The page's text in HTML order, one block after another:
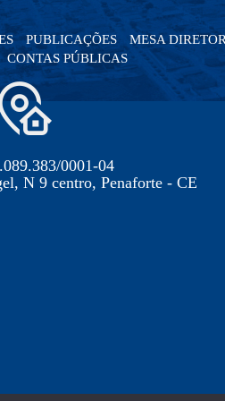
PUBLICAÇÕES
MESA
CONTAS PÚBLICAS
0001-04
N 9 centro, Penaforte - CE